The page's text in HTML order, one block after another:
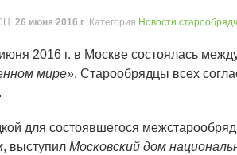
. 26 июня 2016 г. Категория Новости
2016 г. в Москве состоялась
мире». Старообрядцы всех
для состоявшегося
, выступил Московский дом